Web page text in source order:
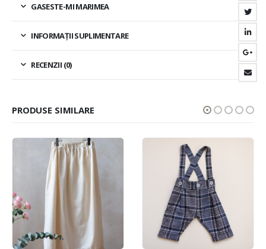
GASESTE-MI MARIMEA
INFORMAȚII SUPLIMENTARE
RECENZII (0)
PRODUSE SIMILARE